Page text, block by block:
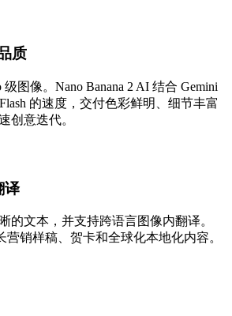
质
级图像。Nano Banana 2 AI 结合 Gemini
的速度，交付色彩鲜明、细节丰富
创意迭代。
译
的文本，并支持跨语言图像内翻译。
营销样稿、贺卡和全球化本地化内容。